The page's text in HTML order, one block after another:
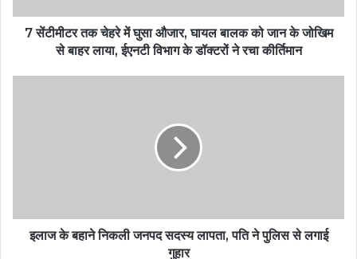
7 सेंटीमीटर तक चेहरे में घुसा औजार, घायल बालक को जान के जोखिम
से बाहर लाया, ईएनटी विभाग के डॉक्टरों ने रचा कीर्तिमान
इलाज के बहाने निकली जनपद सदस्य लापता, पति ने पुलिस से लगाई
गुहार